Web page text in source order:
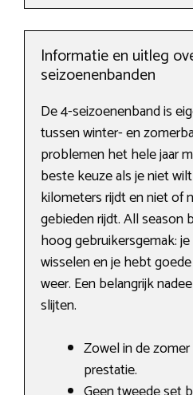
Informatie en uitleg
seizoenenbanden
De 4-seizoenenband is
tussen winter- en
problemen het hele jaar
beste keuze als je niet
kilometers rijdt en niet of
gebieden rijdt. All season
hoog gebruikersgemak:
wisselen en je hebt
weer. Een belangrijk
slijten.
Zowel in de
prestatie.